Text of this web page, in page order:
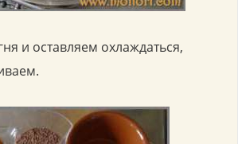
и оставляем охлаждаться,